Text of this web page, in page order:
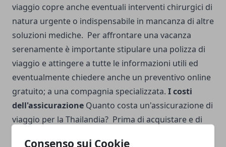
Consenso sui Cookie
viaggio copre anche eventuali interventi chirurgici di
natura urgente o indispensabile in mancanza di altre
soluzioni mediche. Per affrontare una vacanza
serenamente è importante stipulare una polizza di
viaggio e attingere a tutte le informazioni utili ed
eventualmente chiedere anche un preventivo online
gratuito; a una compagnia specializzata. I costi
dell'assicurazione Quanto costa un'assicurazione di
viaggio per la Thailandia? Prima di acquistare e di